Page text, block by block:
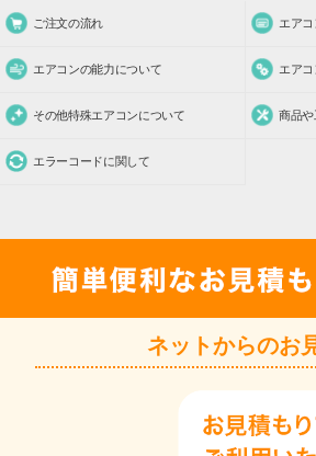
ご注文の流れ エア
エアコンの能力について エア
その他特殊エアコンについて 商品や
エラーコードに関して
ネットからのお